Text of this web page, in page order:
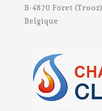
B-4870 Foret (Trooz)
Belgique